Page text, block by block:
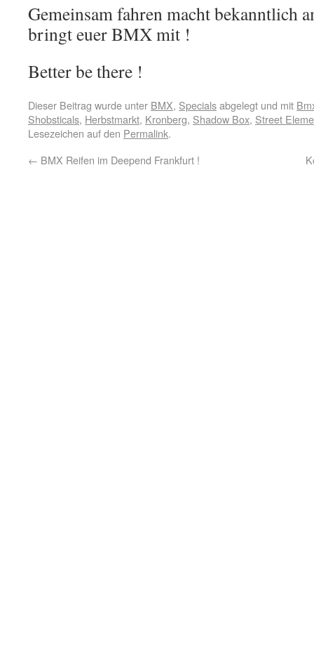
Gemeinsam fahren macht bekanntlich
bringt euer BMX mit !
Better be there !
Dieser Beitrag wurde unter BMX, Specialsabgelegt und mit
Shobsticals, Herbstmarkt, Kronberg, Shadow Box, Street
Lesezeichen auf den Permalink.
← BMX Reifen im Deepend Frankfurt !